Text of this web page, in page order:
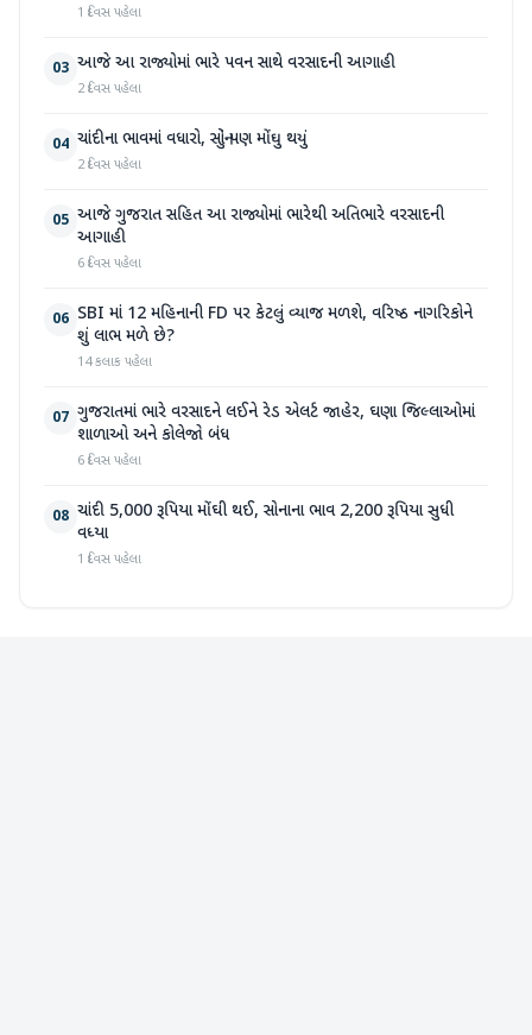
1 દિવસ પહેલા
03 આજે આ રાજ્યોમાં ભારે પવન સાથે વરસાદની આગાહી
2 દિવસ પહેલા
04 ચાંદીના ભાવમાં વધારો, સોનું પણ મોંઘુ થયું
2 દિવસ પહેલા
05 આજે ગુજરાત સહિત આ રાજ્યોમાં ભારેથી અતિભારે વરસાદની
આગાહી
6 દિવસ પહેલા
06 SBI માં 12 મહિનાની FD પર કેટલું વ્યાજ મળશે, વરિષ્ઠ નાગરિકોને
શું લાભ મળે છે?
14 કલાક પહેલા
07 ગુજરાતમાં ભારે વરસાદને લઈને રેડ એલર્ટ જાહેર, ઘણા જિલ્લાઓમાં
શાળાઓ અને કોલેજો બંધ
6 દિવસ પહેલા
08 ચાંદી 5,000 રૂપિયા મોંઘી થઈ, સોનાના ભાવ 2,200 રૂપિયા સુધી
વધ્યા
1 દિવસ પહેલા